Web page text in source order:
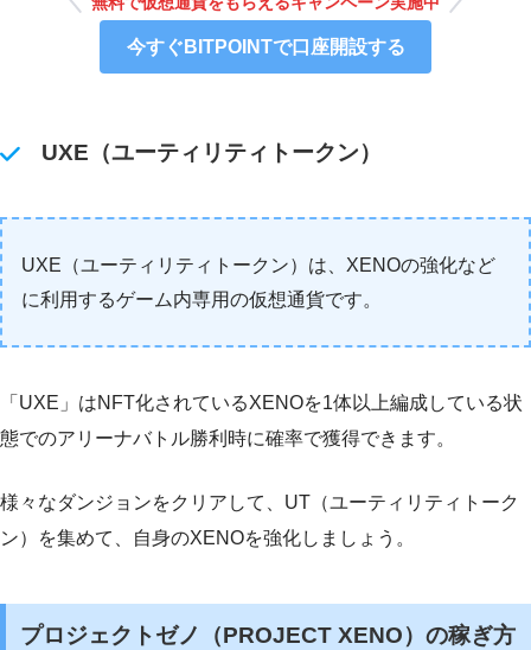
今すぐBITPOINTで口座開設する
UXE（ユーティリティトークン）
UXE（ユーティリティトークン）は、XENOの強化など
に利用するゲーム内専用の仮想通貨です。
「UXE」はNFT化されているXENOを1体以上編成している状
態でのアリーナバトル勝利時に確率で獲得できます。
様々なダンジョンをクリアして、UT（ユーティリティトーク
ン）を集めて、自身のXENOを強化しましょう。
プロジェクトゼノ（PROJECT XENO）の稼ぎ方